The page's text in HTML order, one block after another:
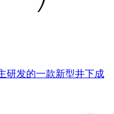
研发的一款新型井下成